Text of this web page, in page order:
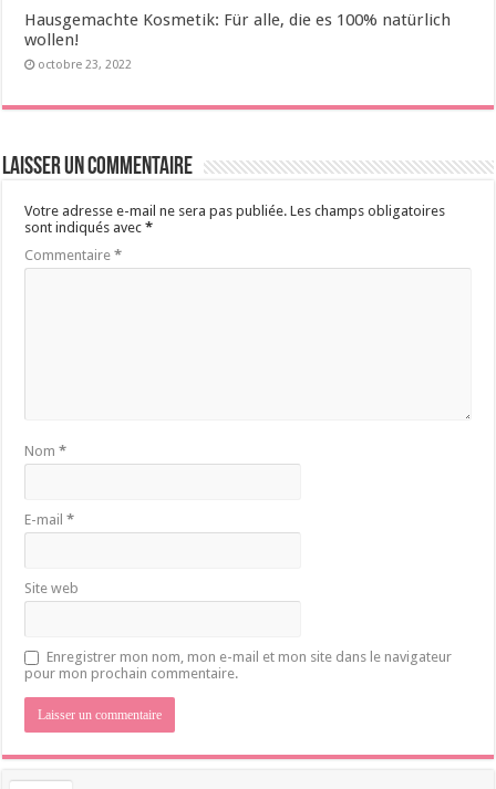
Hausgemachte Kosmetik: Für alle, die es 100% natürlich
wollen!
octobre 23, 2022
Laisser un commentaire
Votre adresse e-mail ne sera pas publiée. Les champs obligatoires
sont indiqués avec*
Commentaire*
Nom*
E-mail*
Site web
Enregistrer mon nom, mon e-mail et mon site dans le navigateur
pour mon prochain commentaire.